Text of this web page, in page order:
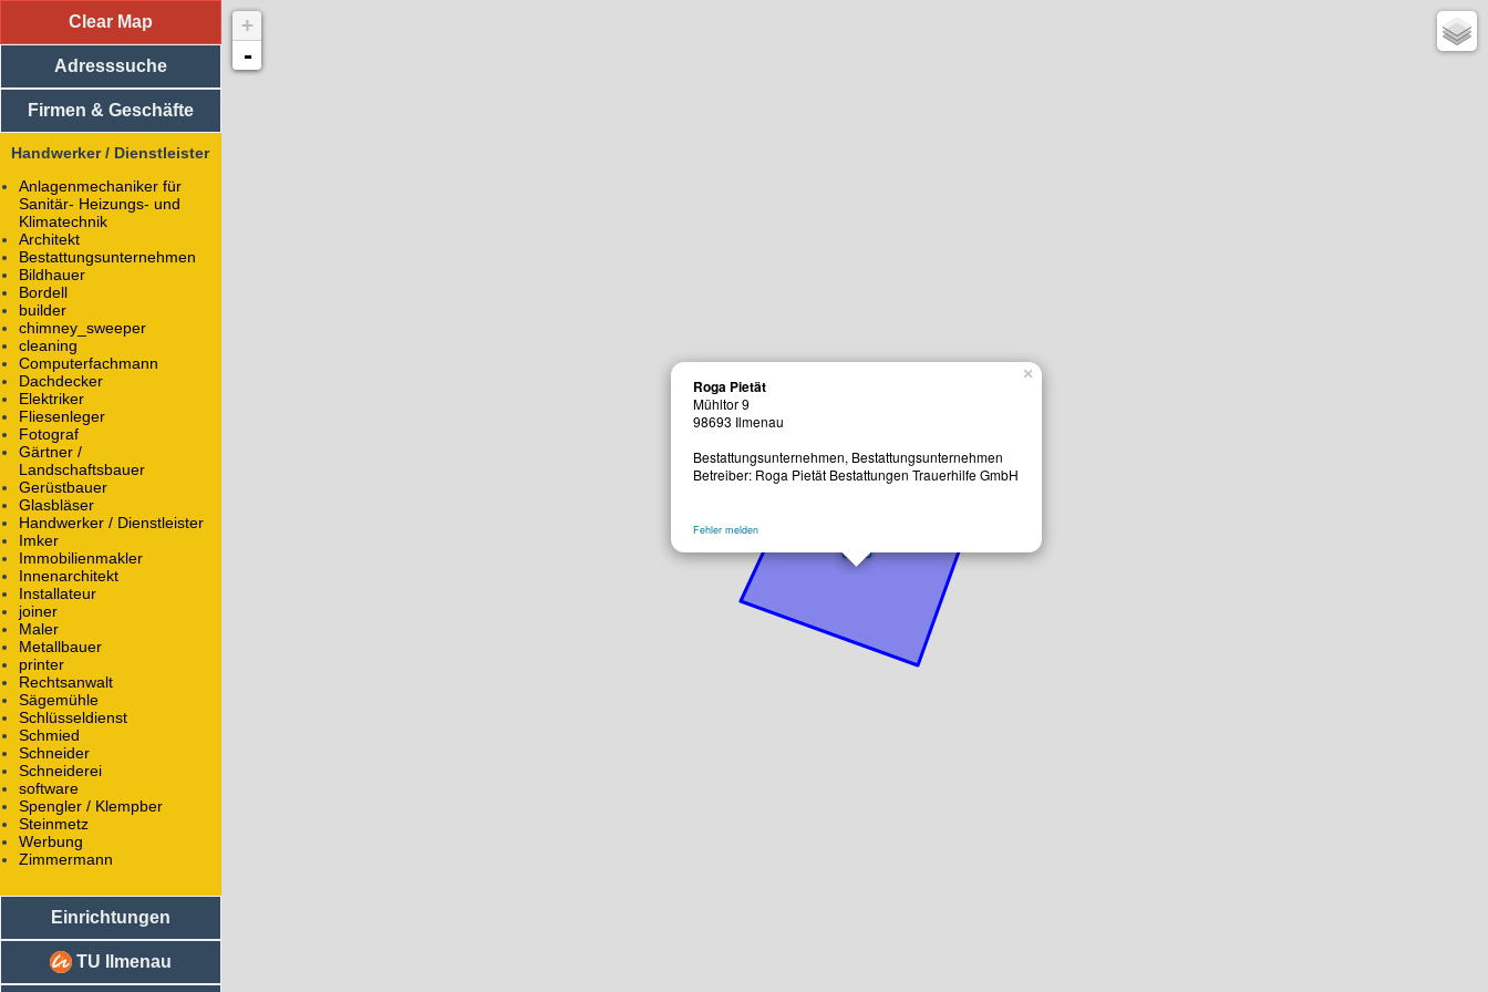
Adresssuche
Vereine
Medizinische Einrichtungen
Religiöse Einrichtungen
Sportliche Einrichtungen
Einkaufsläden
Roga Pietät
Mühltor 9
98693
Bestattungs­unternehmen, Bestattungsunternehmen
Alle Objekte mit dem Namen
Firmen
Bildungseinrichtungen
Essen
Unterkunft
Regierung / Behörden
Technische Universität Ilmenau
(Rad-/Ski-/Reit-) Wanderwege
Clear Map
Adresssuche
Firmen & Geschäfte
Handwerker / Dienstleister
Anlagenmechaniker für
Sanitär- Heizungs- und
Klimatechnik
Architekt
Bestattungs­unternehmen
Bildhauer
Bordell
builder
chimney_sweeper
cleaning
Computerfachmann
Dachdecker
Elektriker
Fliesenleger
Fotograf
Gärtner /
Landschaftsbauer
Gerüstbauer
Glasbläser
Handwerker / Dienstleister
Imker
Immobilienmakler
Innenarchitekt
Installateur
joiner
Maler
Metallbauer
printer
Rechtsanwalt
Sägemühle
Schlüsseldienst
Schmied
Schneider
Schneiderei
software
Spengler / Klempber
Steinmetz
Werbung
Zimmermann
Einrichtungen
TU Ilmenau
×
Roga Pietät
Mühltor 9
98693 Ilmenau
Bestattungs­unternehmen, Bestattungsunternehmen
Betreiber: Roga Pietät Bestattungen Trauerhilfe GmbH
Fehler melden
+
-